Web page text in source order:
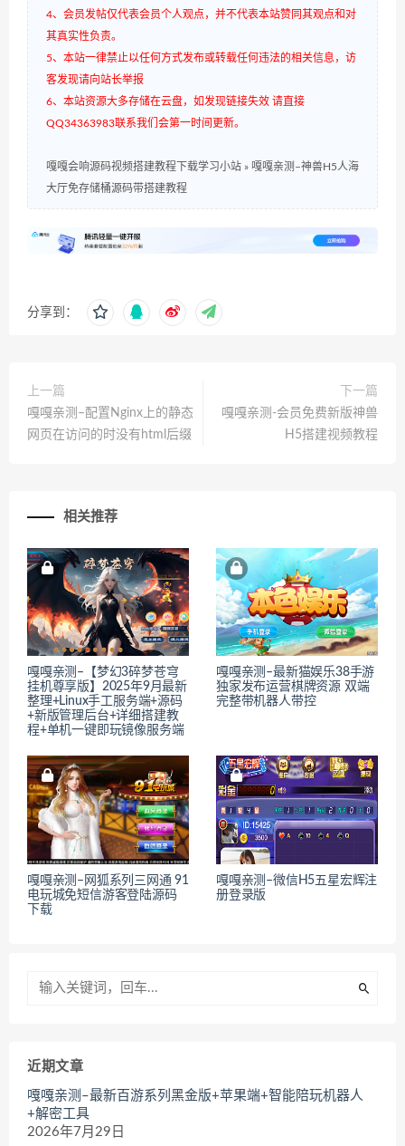
4、会员发帖仅代表会员个人观点，并不代表本站赞同其观点和对
其真实性负责。
5、本站一律禁止以任何方式发布或转载任何违法的相关信息，访
客发现请向站长举报
6、本站资源大多存储在云盘，如发现链接失效 请直接
QQ34363983联系我们会第一时间更新。
嘎嘎会响源码视频搭建教程下载学习小站 » 嘎嘎亲测–神兽H5人海
大厅免存储桶源码带搭建教程
分享到：
上一篇
嘎嘎亲测–配置Nginx上的静态
网页在访问的时没有html后缀
下一篇
嘎嘎亲测-会员免费新版神兽
H5搭建视频教程
相关推荐
嘎嘎亲测–【梦幻3碎梦苍穹
挂机尊享版】2025年9月最新
整理+Linux手工服务端+源码
+新版管理后台+详细搭建教
程+单机一键即玩镜像服务端
嘎嘎亲测–最新猫娱乐38手游
独家发布运营棋牌资源 双端
完整带机器人带控
嘎嘎亲测–网狐系列三网通 91
电玩城免短信游客登陆源码
下载
嘎嘎亲测–微信H5五星宏辉注
册登录版
近期文章
嘎嘎亲测–最新百游系列黑金版+苹果端+智能陪玩机器人
+解密工具
2026年7月29日